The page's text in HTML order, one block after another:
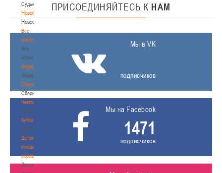
Судьи
Новости
Новости
Все
новости
Все
новости
Федерация
Федерация
Сборные
Сборные
Чемпионат
Чемпионат
Кубок
Кубок
Детско-
юношеские
соревнования
Детско-
ПРИСОЕДИНЯЙТЕСЬ К НАМ
Мы в VK
подписчиков
Мы на Facebook
1471
подписчиков